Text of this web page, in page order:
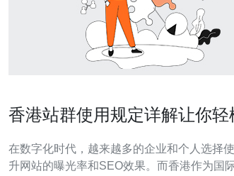
香港站群使用规定详解让你轻
在数字化时代，越来越多的企业和个人选择
升网站的曝光率和SEO效果。而香港作为国